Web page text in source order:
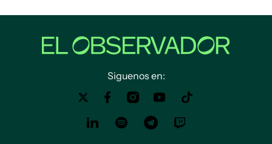
Siguenos en: